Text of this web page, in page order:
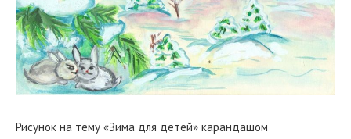
Рисунок на тему «Зима для детей» карандашом